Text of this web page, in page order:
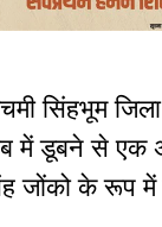
सिंहभूम
में डूबने से एक
जोंको के रूप में